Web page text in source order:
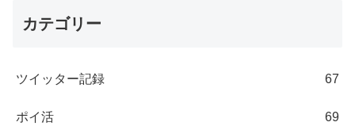
カテゴリー
ツイッター記録 67
ポイ活 69